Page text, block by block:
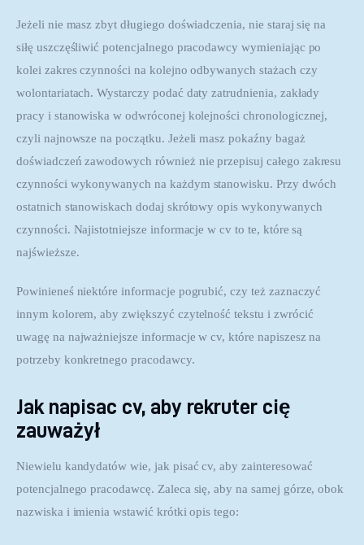
Jeżeli nie masz zbyt długiego doświadczenia, nie staraj się na
siłę uszczęśliwić potencjalnego pracodawcy wymieniając po
kolei zakres czynności na kolejno odbywanych stażach czy
wolontariatach. Wystarczy podać daty zatrudnienia, zakłady
pracy i stanowiska w odwróconej kolejności chronologicznej,
czyli najnowsze na początku. Jeżeli masz pokaźny bagaż
doświadczeń zawodowych również nie przepisuj całego zakresu
czynności wykonywanych na każdym stanowisku. Przy dwóch
ostatnich stanowiskach dodaj skrótowy opis wykonywanych
czynności. Najistotniejsze informacje w cv to te, które są
najświeższe.
Powinieneś niektóre informacje pogrubić, czy też zaznaczyć
innym kolorem, aby zwiększyć czytelność tekstu i zwrócić
uwagę na najważniejsze informacje w cv, które napiszesz na
potrzeby konkretnego pracodawcy.
Jak napisac cv, aby rekruter cię
zauważył
Niewielu kandydatów wie, jak pisać cv, aby zainteresować
potencjalnego pracodawcę. Zaleca się, aby na samej górze, obok
nazwiska i imienia wstawić krótki opis tego: